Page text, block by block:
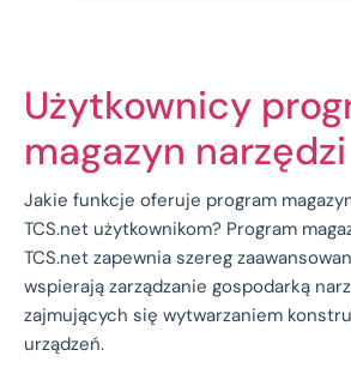
Użytkownicy
magazyn narzędzi
Jakie funkcje oferuje program
TCS.net użytkownikom? Program
TCS.net zapewnia szereg
wspierają zarządzanie gospodarką
zajmujących się wytwarzaniem
urządzeń.